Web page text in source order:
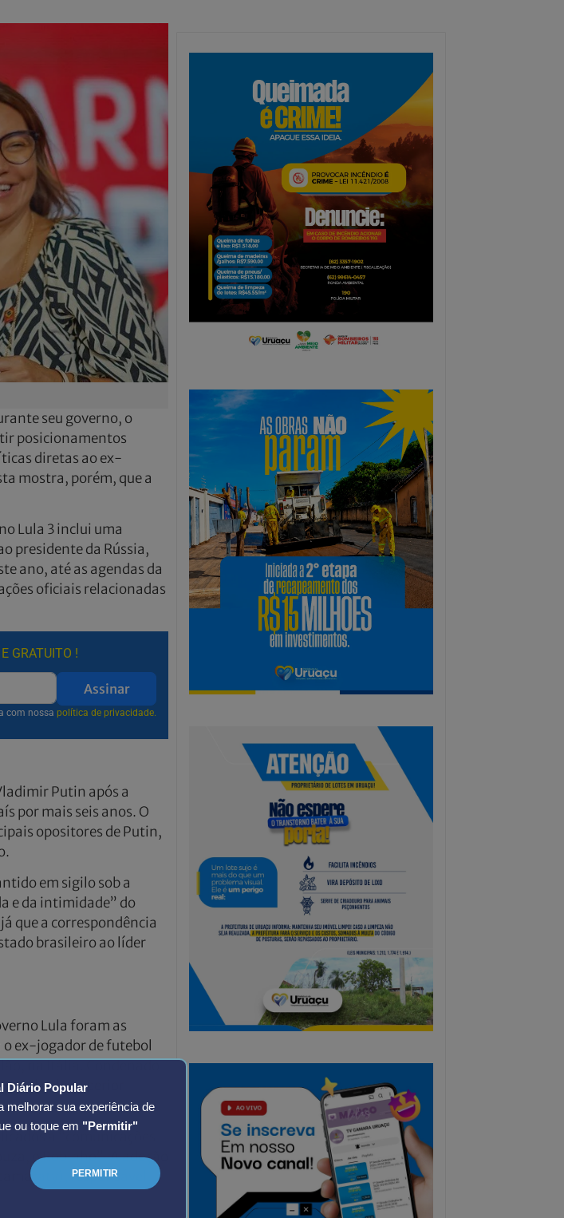
Diário Popular
melhorar sua experiência de
ou toque em "Permitir"
PERMITIR
seu governo, o
posicionamentos
diretas ao ex-
mostra, porém, que a
Lula 3 inclui uma
presidente da Rússia,
ano, até as agendas da
oficiais relacionadas
GRATUITO !
Assinar
com nossa política de privacidade.
Putin após a
por mais seis anos. O
opositores de Putin,
em sigilo sob a
e da intimidade” do
que a correspondência
brasileiro ao líder
Lula foram as
ex-jogador de futebol
na Itália. Condenado
pelo Superior
a “comunicações
o Robinho”. A adoção
responsável